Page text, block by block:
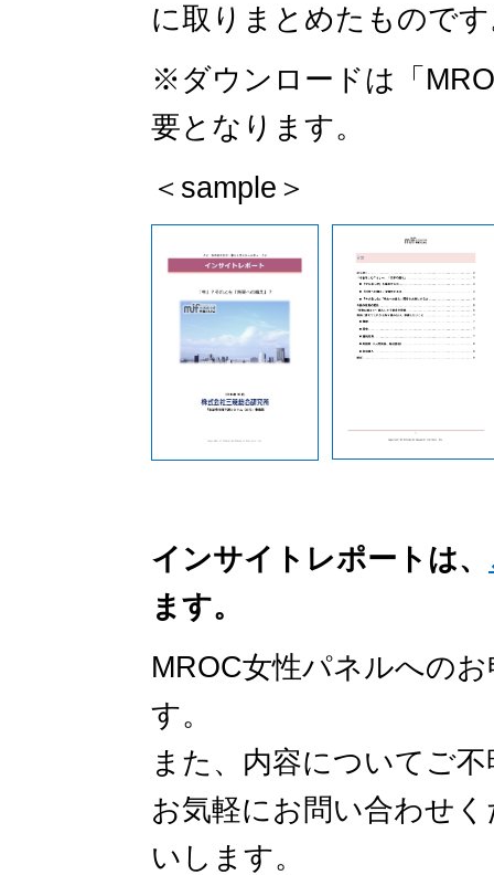
に取りまとめたもので
※ダウンロードは「
要となります。
＜sample＞
インサイトレポートは、
ます。
MROC女性パネルへの
す。
また、内容についてご
お気軽にお問い合わせ
いします。